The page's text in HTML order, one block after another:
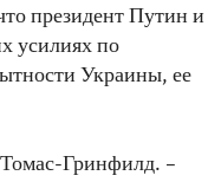
президент Путин и
усилиях по
Украины, ее
Томас-Гринфилд. –